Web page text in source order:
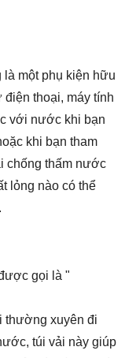
một phụ kiện hữu
điện thoại, máy tính
với nước khi bạn
khi bạn tham
chống thấm nước
lỏng nào có thể
gọi là "
thường xuyên đi
túi vải này giúp